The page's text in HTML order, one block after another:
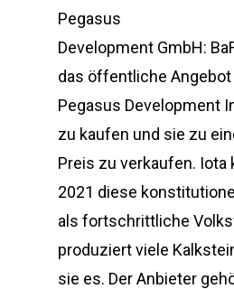
Pegasus
Development GmbH:
das öffentliche
Pegasus Development
zu kaufen und sie zu
Preis zu verkaufen. Iota
2021 diese
als fortschrittliche
produziert viele
sie es. Der Anbieter